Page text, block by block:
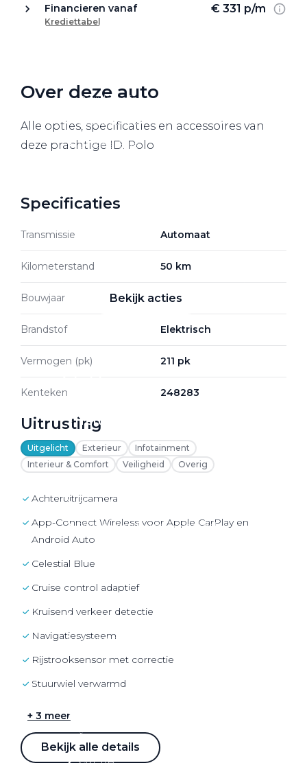
Berijdersinfo
Lease acties
Lease a Bike
voordeel
Bekijk acties
Zakelijk
Terug
Over elektrisch rijden
Bijtelling en belastingvoordelen
Shuttel laadoplossingen
Duurzaamheid
Voordelen
Veelgestelde vragen
Škoda
CUPRA
Financieren vanaf € 331 p/m
Krediettabel
Over deze auto
Alle opties, specificaties en accessoires van
deze prachtige ID. Polo
Specificaties
Transmissie Automaat
Kilometerstand 50 km
Bouwjaar 2026
Brandstof Elektrisch
Vermogen (pk) 211 pk
Kenteken 248283
Uitrusting
Uitgelicht Exterieur
Infotainment
Interieur & Comfort
Veiligheid Overig
achteruitrijcamera
App-Connect Wireless voor Apple CarPlay en
Android Auto
Celestial Blue
cruise control adaptief
kruisend verkeer detectie
navigatiesysteem
rijstrooksensor met correctie
stuurwiel verwarmd
+ 3 meer
Bekijk alle details